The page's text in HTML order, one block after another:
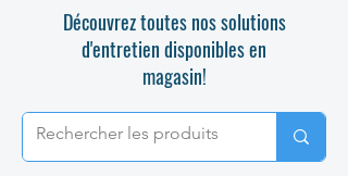
Découvrez toutes nos solutions
d'entretien disponibles en
magasin!